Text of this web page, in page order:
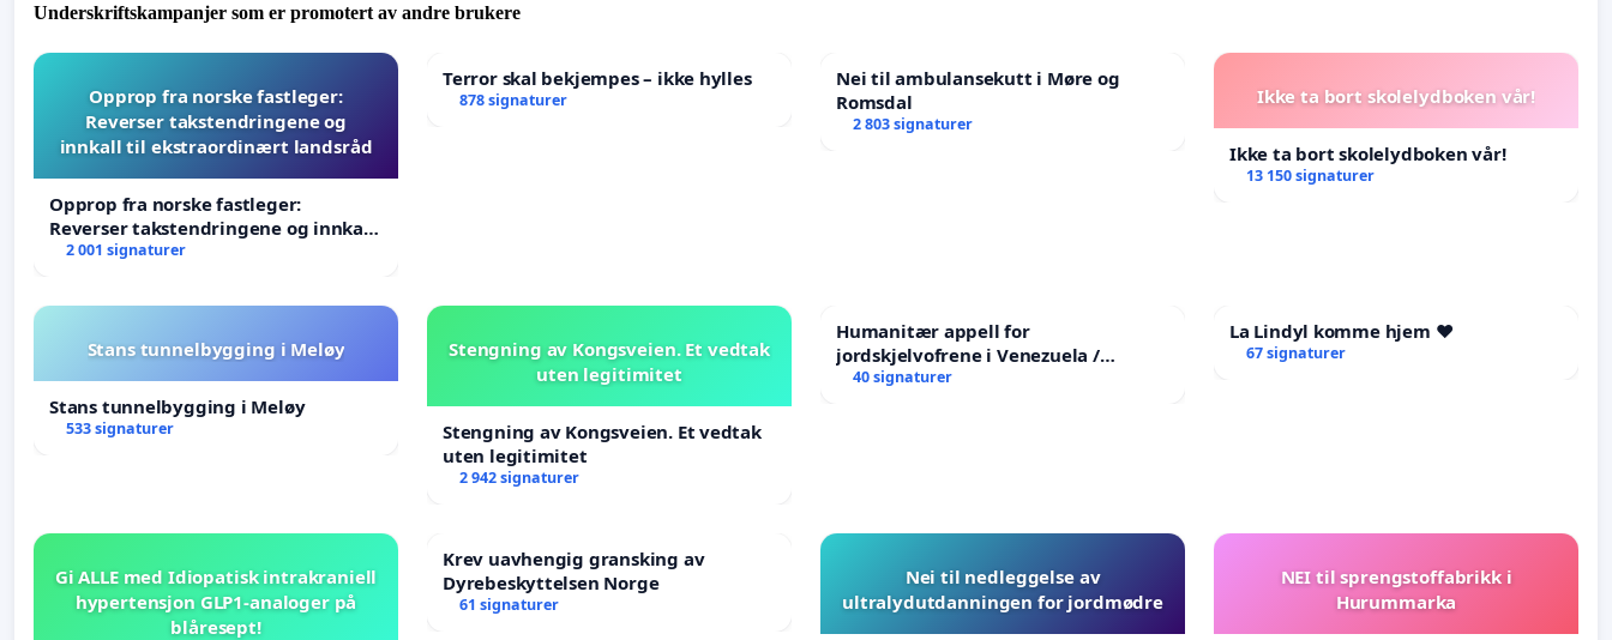
Underskriftskampanjer som er promotert av andre brukere
Opprop fra norske fastleger:
Reverser takstendringene og
innkall til ekstraordinært landsråd
Opprop fra norske fastleger:
Reverser takstendringene og innkall
til ekstraordinært landsråd
2 001 signaturer
Terror skal bekjempes – ikke hylles
878 signaturer
Nei til ambulansekutt i Møre og
Romsdal
2 803 signaturer
Ikke ta bort skolelydboken vår!
Ikke ta bort skolelydboken vår!
13 150 signaturer
Stans tunnelbygging i Meløy
Stans tunnelbygging i Meløy
533 signaturer
Stengning av Kongsveien. Et vedtak
uten legitimitet
Stengning av Kongsveien. Et vedtak
uten legitimitet
2 942 signaturer
Humanitær appell for
jordskjelvofrene i Venezuela /
Humanitarian Appeal for the
40 signaturer
La Lindyl komme hjem ❤️
67 signaturer
Gi ALLE med Idiopatisk intrakraniell
hypertensjon GLP1-analoger på
blåresept!
Krev uavhengig gransking av
Dyrebeskyttelsen Norge
61 signaturer
Nei til nedleggelse av
ultralydutdanningen for jordmødre
NEI til sprengstoffabrikk i
Hurummarka